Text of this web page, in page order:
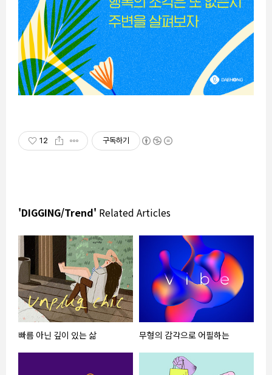
12 구독하기
'DIGGING/Trend' Related Articles
빠름 아닌 깊이 있는 삶 무형의 감각으로 어필하는